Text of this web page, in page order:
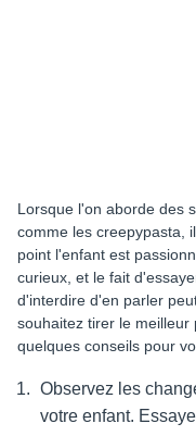
Lorsque l'on aborde des
comme les creepypasta,
point l'enfant est
curieux, et le fait
d'interdire d'en parler
souhaitez tirer le
quelques conseils pour
Observez les
votre enfant.